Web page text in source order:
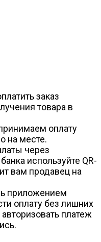
заказ
товара в
оплату
на месте.
через
используйте QR-
вам продавец на
приложением
оплату без лишних
платеж